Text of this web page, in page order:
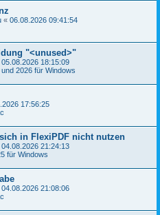
« 06.08.2026 09:41:54
"<unused>"
05.08.2026 18:15:09
2026 für Windows
17:56:25
in FlexiPDF nicht nutzen
04.08.2026 21:24:13
für Windows
04.08.2026 21:08:06